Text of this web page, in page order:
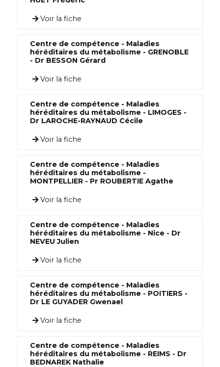
Voir la fiche
Centre de compétence - Maladies
héréditaires du métabolisme - GRENOBLE
- Dr BESSON Gérard
Voir la fiche
Centre de compétence - Maladies
héréditaires du métabolisme - LIMOGES -
Dr LAROCHE-RAYNAUD Cécile
Voir la fiche
Centre de compétence - Maladies
héréditaires du métabolisme -
MONTPELLIER - Pr ROUBERTIE Agathe
Voir la fiche
Centre de compétence - Maladies
héréditaires du métabolisme - Nice - Dr
NEVEU Julien
Voir la fiche
Centre de compétence - Maladies
héréditaires du métabolisme - POITIERS -
Dr LE GUYADER Gwenael
Voir la fiche
Centre de compétence - Maladies
héréditaires du métabolisme - REIMS - Dr
BEDNAREK Nathalie